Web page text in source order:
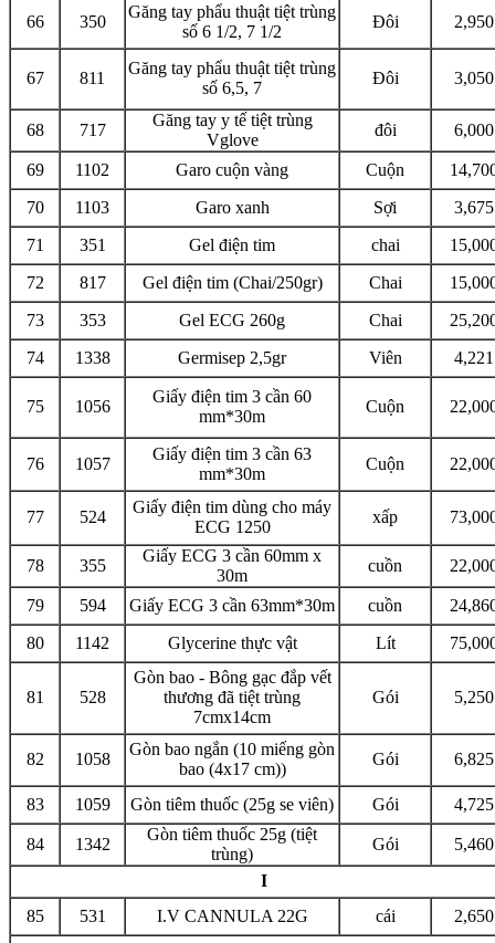
66 350
Găng tay phẩu thuật tiệt trùng
số 6 1/2, 7 1/2
Đôi 2,950
67 811
Găng tay phẩu thuật tiệt trùng
số 6,5, 7
Đôi 3,050
68 717
Găng tay y tế tiệt trùng
Vglove
đôi 6,000
69 1102 Garo cuộn vàng Cuộn
70
1103 Garo xanh Sợi
3,675
71
351 Gel điện tim chai
72
817 Gel điện tim (Chai/250gr) Chai
73
353 Gel ECG 260g Chai
74
1338 Germisep 2,5gr Viên 4,221
75 1056
Giấy điện tim 3 cần 60
mm*30m
Cuộn
76 1057
Giấy điện tim 3 cần 63
mm*30m
Cuộn
77 524
Giấy điện tim dùng cho máy
ECG 1250
xấp
78 355
Giấy ECG 3 cần 60mm x
30m
cuồn
79 594 Giấy ECG 3 cần 63mm*30m cuồn
80
1142 Glycerine thực vật Lít
81 528
Gòn bao - Bông gạc đắp vết
thương đã tiệt trùng
7cmx14cm
Gói 5,250
82 1058
Gòn bao ngắn (10 miếng gòn
bao (4x17 cm))
Gói 6,825
83 1059 Gòn tiêm thuốc (25g se viên) Gói 4,725
84 1342
Gòn tiêm thuốc 25g (tiệt
trùng)
Gói
5,460
I
85
531 I.V CANNULA 22G cái
2,650